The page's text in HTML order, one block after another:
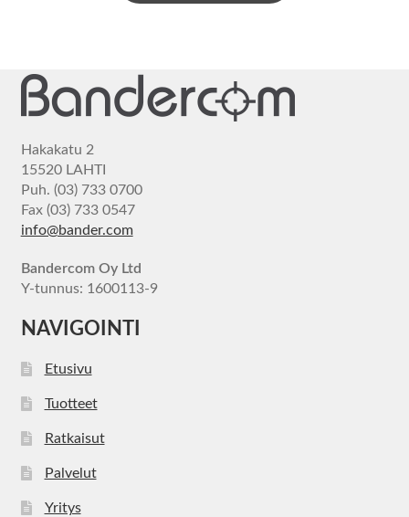
Hakakatu 2
15520 LAHTI
Puh. (03) 733 0700
Fax (03) 733 0547
info@bander.com
Bandercom Oy Ltd
Y-tunnus: 1600113-9
NAVIGOINTI
Etusivu
Tuotteet
Ratkaisut
Palvelut
Yritys